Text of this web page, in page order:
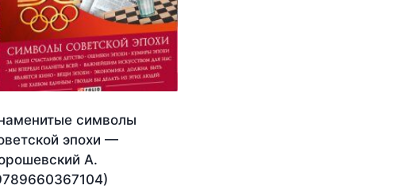
символы
эпохи —
А.